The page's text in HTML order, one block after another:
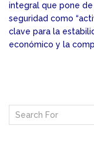
integral que pone
seguridad como
clave para la
económico y la